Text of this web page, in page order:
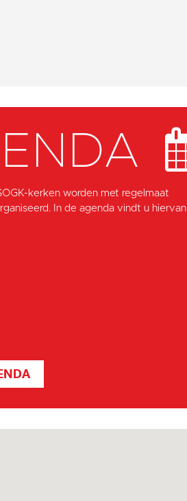
kerken worden met regelmaat
In de agenda vindt u hiervan